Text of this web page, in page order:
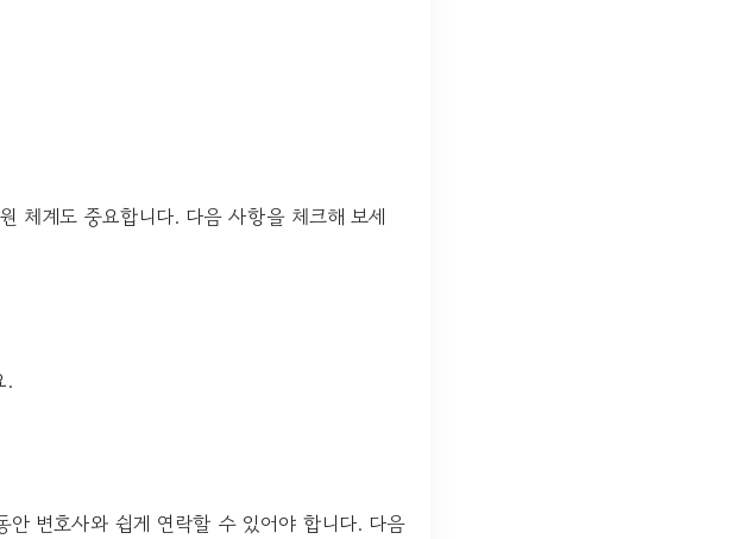
체계도 중요합니다. 다음 사항을 체크해 보세
.
안 변호사와 쉽게 연락할 수 있어야 합니다. 다음